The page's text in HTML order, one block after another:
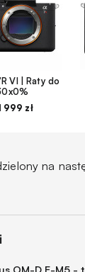
VI | Raty do
999 zł
na